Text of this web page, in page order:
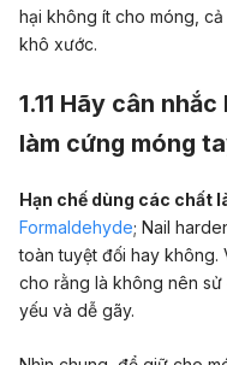
hại không ít cho móng, cả
khô xước.
1.11 Hãy cân
làm cứng móng
Hạn chế dùng các chất
Formaldehyde; Nail
toàn tuyệt đối hay không.
cho rằng là không nên
yếu và dễ gãy.